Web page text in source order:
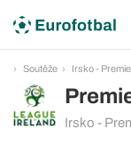
Soutěže Irsko -
Irsko -